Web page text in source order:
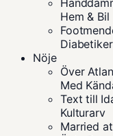
Hem & Bil
Diabetiker
Nöje
Över
Med
Text till
Kulturarv
Married